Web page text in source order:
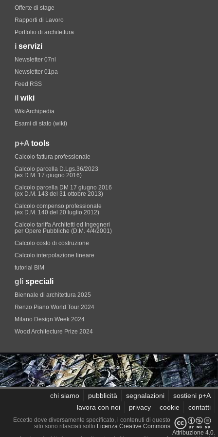
Offerte di stage
Rapporti di Lavoro
Portfolio di architettura
i servizi
Newsletter 07nl
Newsletter 01pa
Feed RSS
il wiki
WikiArchipedia
Esami di stato (wiki)
p+A tools
Calcolo fattura professionale
Calcolo parcella D.Lgs.36/2023
(ex D.M. 17 giugno 2016)
Calcolo parcella DM 17 giugno 2016
(ex D.M. 143 del 31 ottobre 2013)
Calcolo compenso professionale
(ex D.M. 140 del 20 luglio 2012)
Calcolo tariffa Architetti ed Ingegneri
per Opere Pubbliche (D.M. 4/4/2001)
Calcolo costo di costruzione
Calcolo interpolazione lineare
tutorial BIM
gli speciali
Biennale di architettura 2025
Renzo Piano World Tour 2024
Milano Design Week 2024
Wood Architecture Prize 2024
chi siamo pubblicità segnalazioni
sostieni p+A
lavora con noi
privacy cookie contatti
Eccetto dove diversamente specificato, i contenuti di questo
sito sono rilasciati sotto Licenza Creative Commons
Attribuzione 4.0.